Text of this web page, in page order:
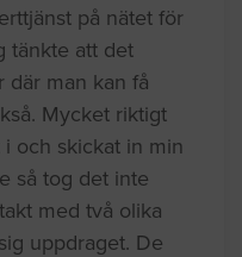
på nätet för
tänkte att det
där man kan få
Mycket riktigt
och skickat in min
så tog det inte
med två olika
uppdraget. De